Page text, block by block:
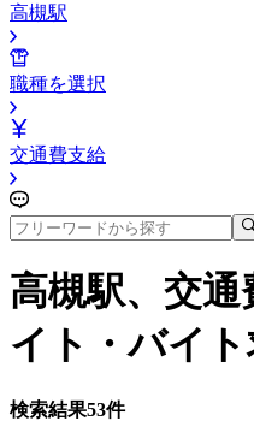
高槻駅
職種を選択
交通費支給
高槻駅、交通
イト・バイ
検索結果53件